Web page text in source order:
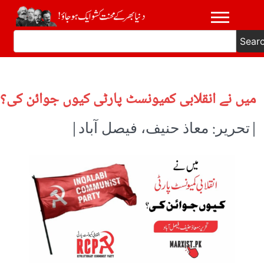
میں نے انقلابی کمیونسٹ پارٹی کیوں جوائن کی؟
|تحریر: معاذ حنیف، فیصل آباد|